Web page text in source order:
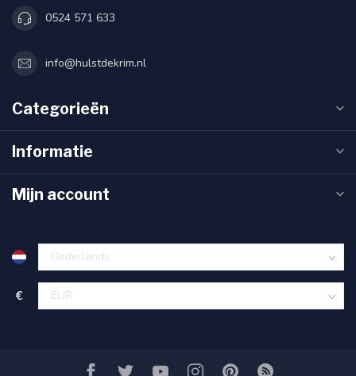
0524 571 633
info@hulstdekrim.nl
Categorieën
Informatie
Mijn account
€